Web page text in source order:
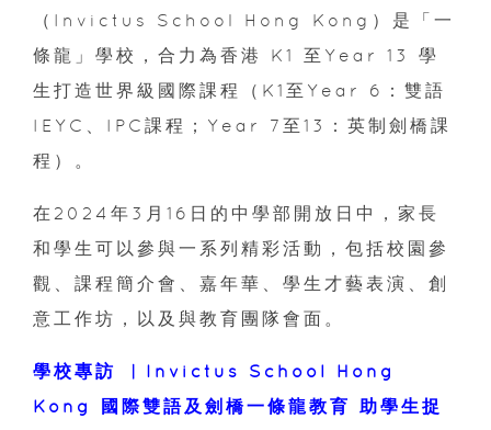
（Invictus School Hong Kong）是「一
條龍」學校，合力為香港 K1 至Year 13 學
生打造世界級國際課程（K1至Year 6：雙語
IEYC、IPC課程；Year 7至13：英制劍橋課
程）。
在2024年3月16日的中學部開放日中，家長
和學生可以參與一系列精彩活動，包括校園參
觀、課程簡介會、嘉年華、學生才藝表演、創
意工作坊，以及與教育團隊會面。
學校專訪 ︳Invictus School Hong
Kong 國際雙語及劍橋一條龍教育 助學生捉